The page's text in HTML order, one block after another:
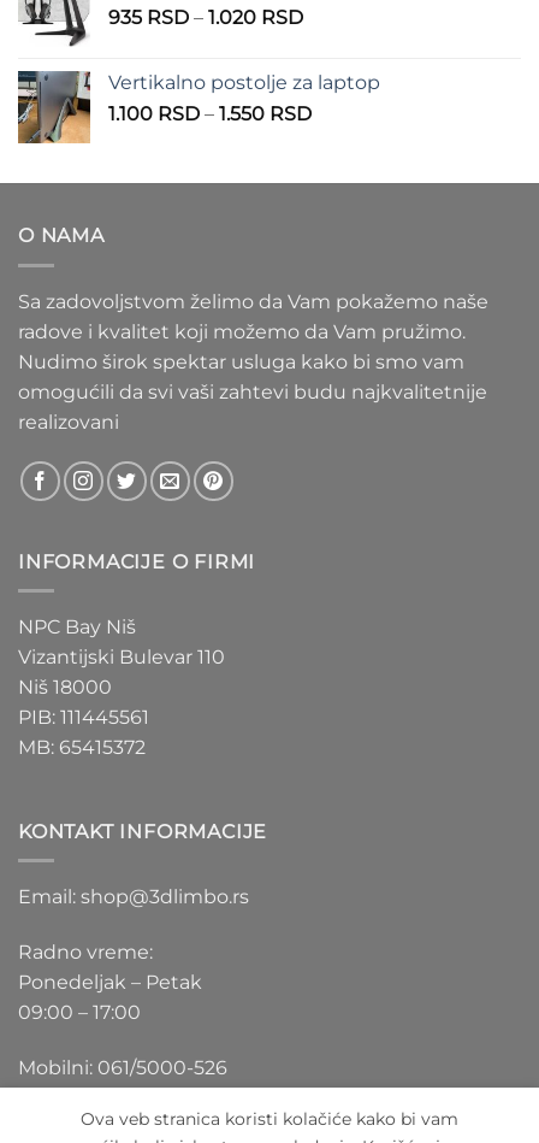
935 RSD – 1.020 RSDRaspon
935 RSD
do
Vertikalno postolje za laptop
1.100 RSD – 1.550 RSDRaspon
1.100 RSD
O NAMA
Sa zadovoljstvom želimo da Vam pokažemo naše
radove i kvalitet koji možemo da Vam pružimo.
Nudimo širok spektar usluga kako bi smo vam
omogućili da svi vaši zahtevi budu najkvalitetnije
realizovani
INFORMACIJE O FIRMI
NPC Bay Niš
Vizantijski Bulevar 110
Niš 18000
PIB: 111445561
MB: 65415372
KONTAKT INFORMACIJE
Email: shop@3dlimbo.rs
Radno vreme:
Ponedeljak – Petak
09:00 – 17:00
Mobilni: 061/5000-526
Ova veb stranica koristi kolačiće kako bi vam